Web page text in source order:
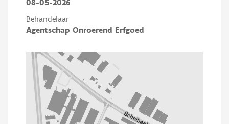
08-05-2026
Behandelaar
Agentschap Onroerend Erfgoed